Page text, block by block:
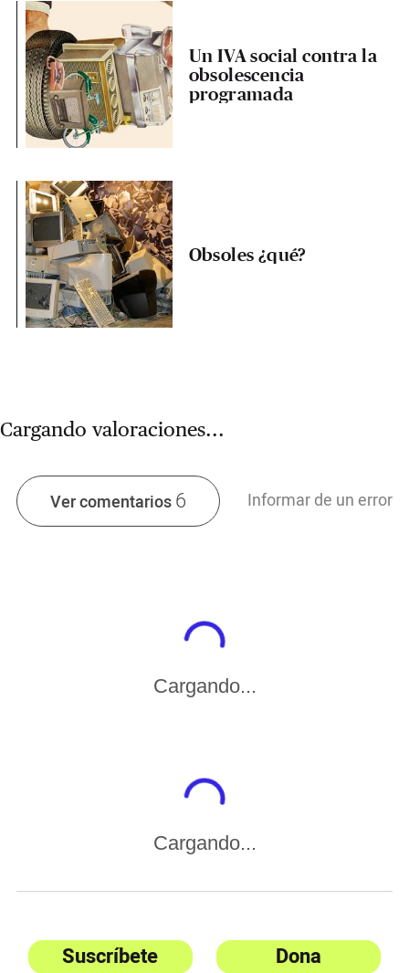
Un IVA social contra la
obsolescencia
programada
Obsoles ¿qué?
Cargando valoraciones...
Ver comentarios6 Informar de un error
Cargando...
Cargando...
Suscríbete Dona